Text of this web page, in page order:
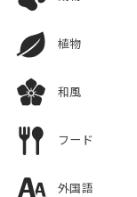
植物
和風
フード
外国語